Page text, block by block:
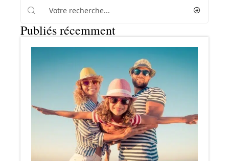
Publiés récemment